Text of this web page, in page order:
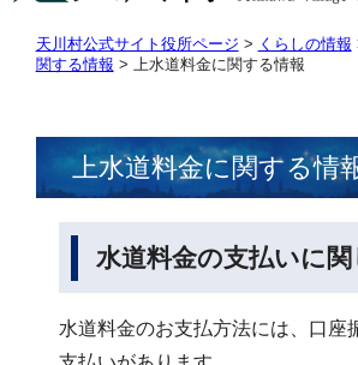
天川村公式サイト役所ページ > くらしの情報
関する情報 > 上水道料金に関する情報
上水道料金に関する情
水道料金の支払いに関
水道料金のお支払方法には、口座